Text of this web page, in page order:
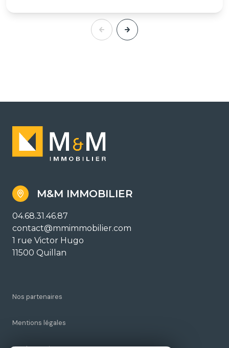
M&M IMMOBILIER
04.68.31.46.87
contact@mmimmobilier.com
1 rue Victor Hugo
11500 Quillan
Nos partenaires
Mentions légales